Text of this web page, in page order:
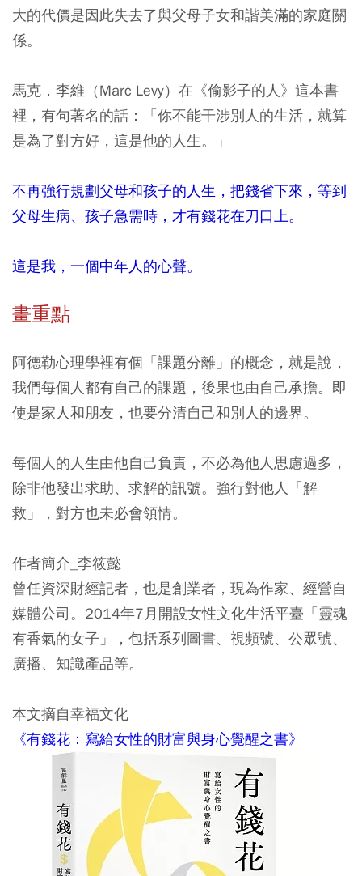
大的代價是因此失去了與父母子女和諧美滿的家庭關
係。
馬克．李維（Marc Levy）在《偷影子的人》這本書
裡，有句著名的話：
「你不能干涉別人的生活，就算
是為了對方好，這是他的人生。」
不再強行規劃父母和孩子的人生，把錢省下來，等到
父母生病、孩子急需時，才有錢花在刀口上。
這是我，一個中年人的心聲。
畫重點
阿德勒心理學裡有個「課題分離」的概念，就是說，
我們每個人都有自己的課題，後果也由自己承擔。即
使是家人和朋友，也要分清自己和別人的邊界。
每個人的人生由他自己負責，不必為他人思慮過多，
除非他發出求助、求解的訊號。強行對他人「解
救」，對方也未必會領情。
作者簡介_李筱懿
曾任資深財經記者，也是創業者，現為作家、經營自
媒體公司。2014年7月開設女性文化生活平臺「靈魂
有香氣的女子」，包括系列圖書、視頻號、公眾號、
廣播、知識產品等。
本文摘自幸福文化
《有錢花：寫給女性的財富與身心覺醒之書》